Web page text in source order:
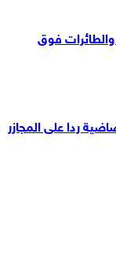
فوق
ردا على المجازر